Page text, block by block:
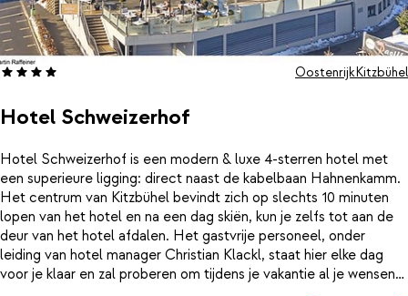
Hotel Schweizerhof
OostenrijkKitzbühel
Hotel Schweizerhof is een modern & luxe 4-sterren hotel met
een superieure ligging: direct naast de kabelbaan Hahnenkamm.
Het centrum van Kitzbühel bevindt zich op slechts 10 minuten
lopen van het hotel en na een dag skiën, kun je zelfs tot aan de
deur van het hotel afdalen. Het gastvrije personeel, onder
leiding van hotel manager Christian Klackl, staat hier elke dag
voor je klaar en zal proberen om tijdens je vakantie al je wensen